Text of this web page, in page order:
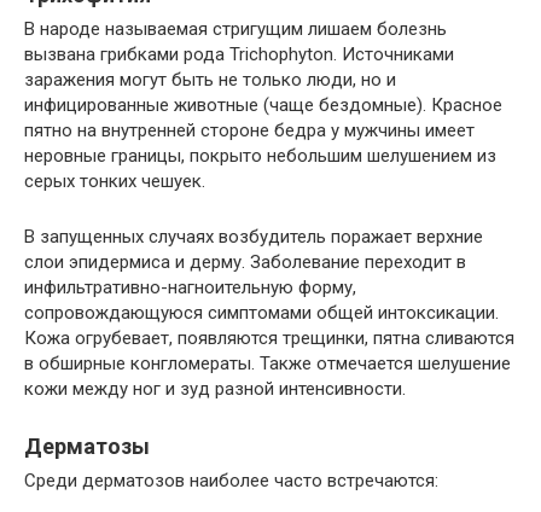
В народе называемая стригущим лишаем болезнь
вызвана грибками рода Trichophyton. Источниками
заражения могут быть не только люди, но и
инфицированные животные (чаще бездомные). Красное
пятно на внутренней стороне бедра у мужчины имеет
неровные границы, покрыто небольшим шелушением из
серых тонких чешуек.
В запущенных случаях возбудитель поражает верхние
слои эпидермиса и дерму. Заболевание переходит в
инфильтративно-нагноительную форму,
сопровождающуюся симптомами общей интоксикации.
Кожа огрубевает, появляются трещинки, пятна сливаются
в обширные конгломераты. Также отмечается шелушение
кожи между ног и зуд разной интенсивности.
Дерматозы
Среди дерматозов наиболее часто встречаются: